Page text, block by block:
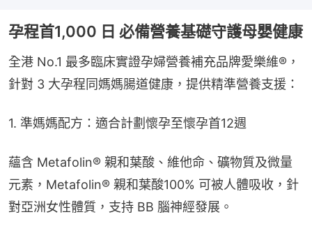
孕程首1,000 日 必備營養基礎守護母嬰健康
全港 No.1 最多臨床實證孕婦營養補充品牌愛樂維®，
針對 3 大孕程同媽媽腸道健康，提供精準營養支援：
1. 準媽媽配方：適合計劃懷孕至懷孕首12週
蘊含 Metafolin® 親和葉酸、維他命、礦物質及微量
元素，Metafolin® 親和葉酸100% 可被人體吸收，針
對亞洲女性體質，支持 BB 腦神經發展。